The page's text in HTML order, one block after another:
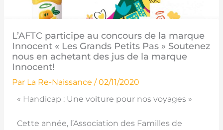
L’AFTC participe au concours de la marque
Innocent « Les Grands Petits Pas » Soutenez
nous en achetant des jus de la marque
Innocent!
Par La Re-Naissance /02/11/2020
« Handicap : Une voiture pour nos voyages »
Cette année, l’Association des Familles de